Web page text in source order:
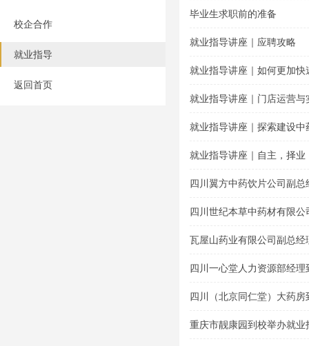
校企合作
就业指导
返回首页
毕业生求职前的准备
就业指导讲座｜应聘攻略
就业指导讲座｜如何更加快
就业指导讲座｜门店运营与
就业指导讲座｜探索建设中
就业指导讲座｜自主，择业
四川翼方中药饮片公司副
题讲座
四川世纪本草中药材有限
导专题讲座
瓦屋山药业有限公司副总
讲座
四川一心堂人力资源部经
座
四川（北京同仁堂）大药
座
重庆市靓康园到校举办就业